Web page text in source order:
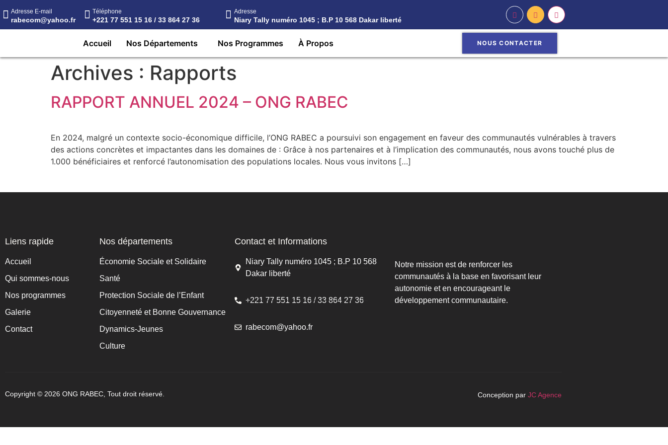
Adresse E-mail
rabecom@yahoo.fr
Téléphone
+221 77 551 15 16 / 33 864 27 36
Adresse
Niary Tally numéro 1045 ; B.P 10 568 Dakar liberté
Accueil Nos Départements Nos Programmes À Propos NOUS CONTACTER
Archives : Rapports
RAPPORT ANNUEL 2024 – ONG RABEC
En 2024, malgré un contexte socio-économique difficile, l’ONG RABEC a poursuivi son engagement en faveur des communautés vulnérables à travers
des actions concrètes et impactantes dans les domaines de : Grâce à nos partenaires et à l’implication des communautés, nous avons touché plus de
1.000 bénéficiaires et renforcé l’autonomisation des populations locales. Nous vous invitons […]
Liens rapide
Accueil
Qui sommes-nous
Nos programmes
Galerie
Contact
Nos départements
Économie Sociale et Solidaire
Santé
Protection Sociale de l’Enfant
Citoyenneté et Bonne Gouvernance
Dynamics-Jeunes
Culture
Contact et Informations
Niary Tally numéro 1045 ; B.P 10 568
Dakar liberté
+221 77 551 15 16 / 33 864 27 36
rabecom@yahoo.fr
Notre mission est de renforcer les
communautés à la base en favorisant leur
autonomie et en encourageant le
développement communautaire.
Copyright © 2026 ONG RABEC, Tout droit réservé. Conception par JC Agence